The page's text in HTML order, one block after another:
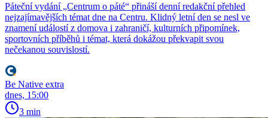
Páteční vydání „Centrum o páté“ přináší denní redakční přehled
nejzajímavějších témat dne na Centru. Klidný letní den se nesl ve
znamení událostí z domova i zahraničí, kulturních připomínek,
sportovních příběhů i témat, která dokážou překvapit svou
nečekanou souvislostí.
Be Native extra
dnes, 15:00
3 min